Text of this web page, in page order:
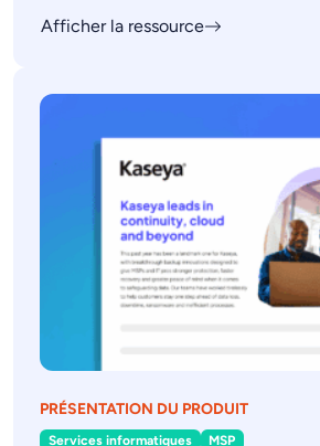
Afficher la ressource
PRÉSENTATION DU PRODUIT
Services informatiques MSP